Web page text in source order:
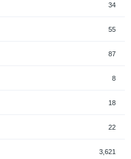
34
55
87
8
18
22
3,621